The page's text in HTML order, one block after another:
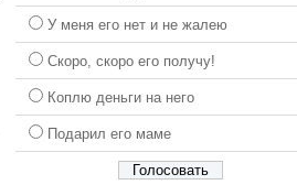
У меня его нет и не жалею
Скоро, скоро его получу!
Коплю деньги на него
Подарил его маме